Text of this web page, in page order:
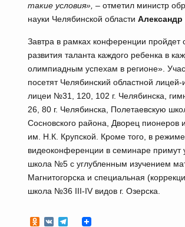
такие условия», – отметил министр
науки Челябинской области Александр
Завтра в рамках конференции пройдет
развития таланта каждого ребенка в
олимпиадным успехам в регионе».
посетят Челябинский областной лицей-
лицеи №31, 120, 102 г. Челябинска,
26, 80 г. Челябинска, Полетаевскую
Сосновского района, Дворец пионеров
им. Н.К. Крупской. Кроме того, в режиме
видеоконференции в семинаре примут
школа №5 с углубленным изучением
Магнитогорска и специальная
школа №36 III-IV видов г. Озерска.
Odnoklassniki
VKTelegram